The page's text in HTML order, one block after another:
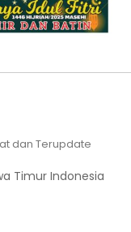
dan Terupdate
Timur Indonesia